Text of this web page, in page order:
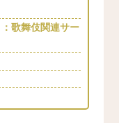
歌舞伎関連サー